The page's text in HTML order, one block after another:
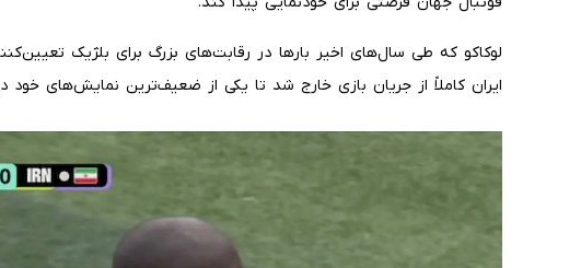
لوکاکو که طی سال‌های اخیر بارها در رقابت‌های بزرگ برای بلژیک
ایران کاملاً از جریان بازی خارج شد تا یکی از ضعیف‌ترین نمایش‌های خود